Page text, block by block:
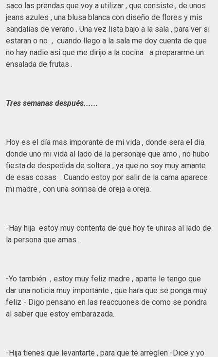
saco las prendas que voy a utilizar , que consiste , de unos
jeans azules , una blusa blanca con diseño de flores y mis
sandalias de verano . Una vez lista bajo a la sala , para ver si
estaran o no , cuando llego a la sala me doy cuenta de que
no hay nadie asi que me dirijo a la cocina a prepararme un
ensalada de frutas .
Tres semanas después......
Hoy es el día mas imporante de mi vida , donde sera el dia
donde uno mi vida al lado de la personaje que amo , no hubo
fiesta.de despedida de soltera , ya que no soy muy amante
de esas cosas . Cuando estoy por salir de la cama aparece
mi madre , con una sonrisa de oreja a oreja.
-Hay hija estoy muy contenta de que hoy te uniras al lado de
la persona que amas .
-Yo también , estoy muy feliz madre , aparte le tengo que
dar una noticia muy importante , que hara que se ponga muy
feliz - Digo pensano en las reaccuones de como se pondra
al saber que estoy embarazada.
-Hija tienes que levantarte , para que te arreglen -Dice y yo